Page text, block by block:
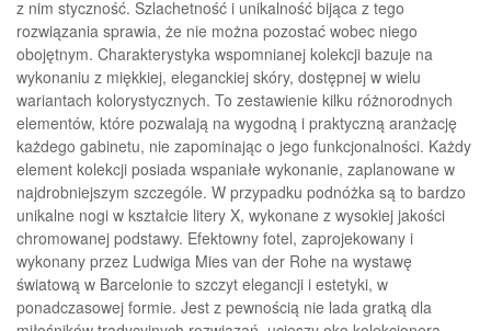
z nim styczność. Szlachetność i unikalność bijąca z tego
rozwiązania sprawia, że nie można pozostać wobec niego
obojętnym. Charakterystyka wspomnianej kolekcji bazuje na
wykonaniu z miękkiej, eleganckiej skóry, dostępnej w wielu
wariantach kolorystycznych. To zestawienie kilku różnorodnych
elementów, które pozwalają na wygodną i praktyczną aranżację
każdego gabinetu, nie zapominając o jego funkcjonalności. Każdy
element kolekcji posiada wspaniałe wykonanie, zaplanowane w
najdrobniejszym szczególe. W przypadku podnóżka są to bardzo
unikalne nogi w kształcie litery X, wykonane z wysokiej jakości
chromowanej podstawy. Efektowny fotel, zaprojekowany i
wykonany przez Ludwiga Mies van der Rohe na wystawę
światową w Barcelonie to szczyt elegancji i estetyki, w
ponadczasowej formie. Jest z pewnością nie lada gratką dla